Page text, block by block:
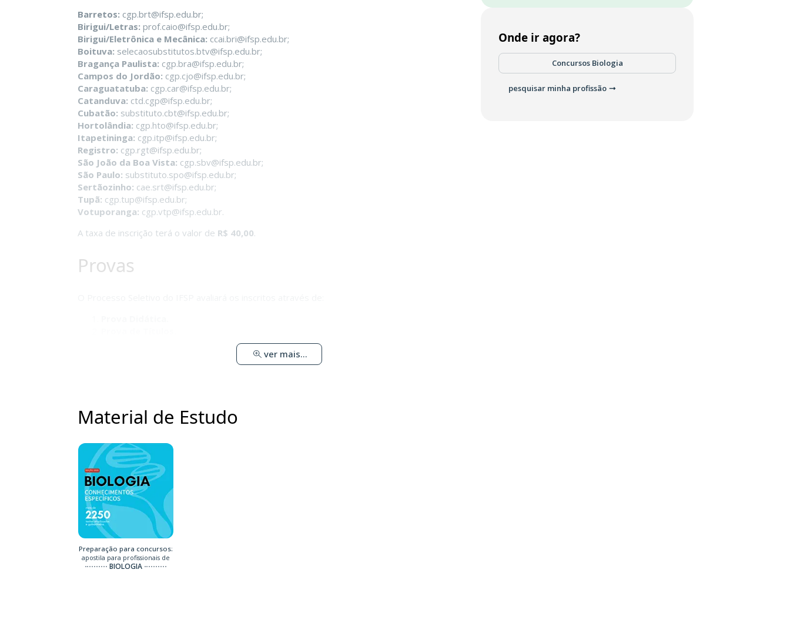
Barretos: cgp.brt@ifsp.edu.br;
Birigui/Letras: prof.caio@ifsp.edu.br;
Birigui/Eletrônica e Mecânica: ccai.bri@ifsp.edu.br;
Boituva: selecaosubstitutos.btv@ifsp.edu.br;
Bragança Paulista: cgp.bra@ifsp.edu.br;
Campos do Jordão: cgp.cjo@ifsp.edu.br;
Caraguatatuba: cgp.car@ifsp.edu.br;
Catanduva: ctd.cgp@ifsp.edu.br;
Cubatão: substituto.cbt@ifsp.edu.br;
Hortolândia: cgp.hto@ifsp.edu.br;
Itapetininga: cgp.itp@ifsp.edu.br;
Registro: cgp.rgt@ifsp.edu.br;
São João da Boa Vista: cgp.sbv@ifsp.edu.br;
São Paulo: substituto.spo@ifsp.edu.br;
Sertãozinho: cae.srt@ifsp.edu.br;
Tupã: cgp.tup@ifsp.edu.br;
Votuporanga: cgp.vtp@ifsp.edu.br.
A taxa de inscrição terá o valor de R$ 40,00.
Provas
ver mais...
Material de Estudo
Preparação para concursos:
apostila para profissionais de
BIOLOGIA
Onde ir agora?
Concursos Biologia
pesquisar minha profissão